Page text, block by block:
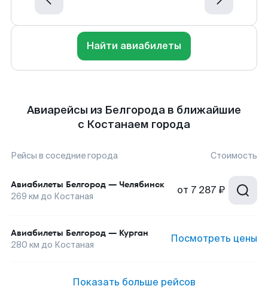
Найти авиабилеты
Авиарейсы из Белгорода в ближайшие
с Костанаем города
Рейсы в соседние города Стоимость
Авиабилеты Белгород — Челябинск
269 км до Костаная от 7 287 ₽
Авиабилеты Белгород — Курган
280 км до Костаная Посмотреть цены
Показать больше рейсов